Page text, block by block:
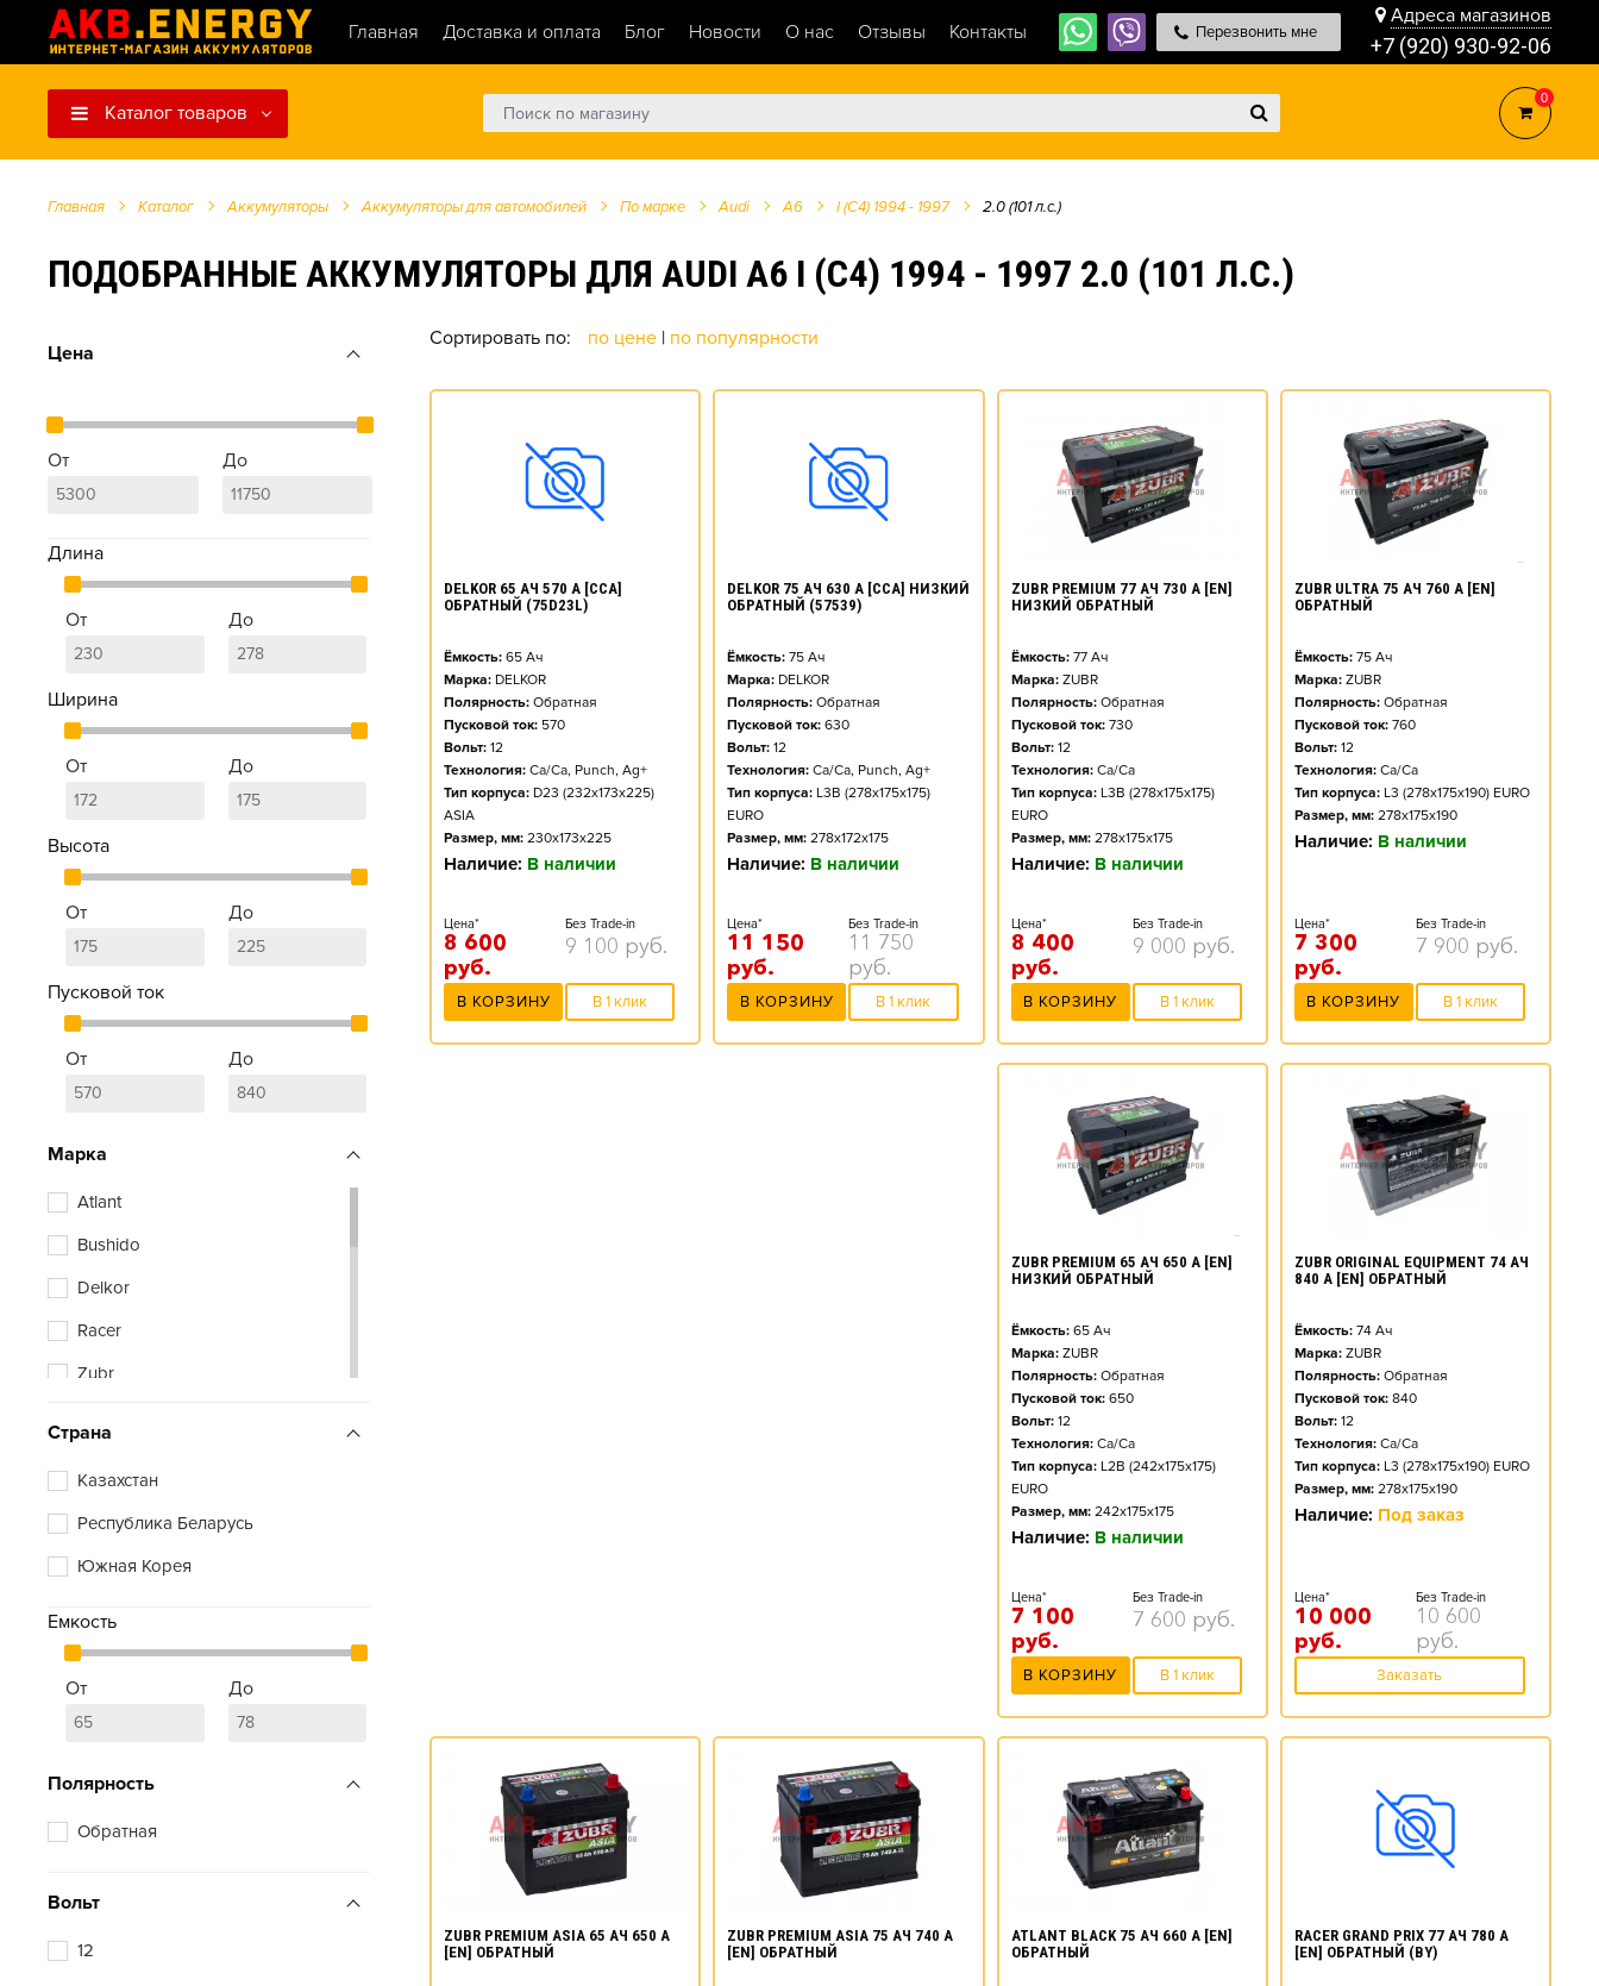
Главная Доставка и оплата Блог Новости О нас Отзывы Контакты Перезвонить мне
Адреса магазинов
+7 (920) 930-92-06
Каталог товаров
0
Главная Каталог Аккумуляторы Аккумуляторы для автомобилей По марке Audi A6 I (C4) 1994 - 1997 2.0 (101 л.с.)
ПОДОБРАННЫЕ АККУМУЛЯТОРЫ ДЛЯ AUDI A6 I (C4) 1994 - 1997 2.0 (101 Л.С.)
Цена
От До
Длина
От До
Ширина
От До
Высота
От До
Пусковой ток
От До
Марка
Atlant
Bushido
Delkor
Racer
Zubr
Страна
Казахстан
Республика Беларусь
Южная Корея
Емкость
От До
Полярность
Обратная
Вольт
12
Сортировать по: по цене | по популярности
DELKOR 65 АЧ 570 А [CCA]
ОБРАТНЫЙ (75D23L)
Ёмкость: 65 Ач
Марка: DELKOR
Полярность: Обратная
Пусковой ток: 570
Вольт: 12
Технология: Ca/Ca, Punch, Ag+
Тип корпуса: D23 (232x173x225)
ASIA
Размер, мм: 230x173x225
Наличие: В наличии
Цена*
8 600
руб.
Без Trade-in
9 100 руб.
В КОРЗИНУ В 1 клик
DELKOR 75 АЧ 630 А [CCA] НИЗКИЙ
ОБРАТНЫЙ (57539)
Ёмкость: 75 Ач
Марка: DELKOR
Полярность: Обратная
Пусковой ток: 630
Вольт: 12
Технология: Ca/Ca, Punch, Ag+
Тип корпуса: L3B (278x175x175)
EURO
Размер, мм: 278x172x175
Наличие: В наличии
Цена*
11 150
руб.
Без Trade-in
11 750
руб.
В КОРЗИНУ В 1 клик
ZUBR PREMIUM 77 АЧ 730 А [EN]
НИЗКИЙ ОБРАТНЫЙ
Ёмкость: 77Ач
Марка: ZUBR
Полярность: Обратная
Пусковой ток: 730
Вольт: 12
Технология: Ca/Ca
Тип корпуса: L3B (278x175x175)
EURO
Размер, мм: 278x175x175
Наличие: В наличии
Цена*
8 400
руб.
Без Trade-in
9 000 руб.
В КОРЗИНУ В 1 клик
ZUBR ULTRA 75 АЧ 760 А [EN]
ОБРАТНЫЙ
Ёмкость: 75Ач
Марка: ZUBR
Полярность: Обратная
Пусковой ток: 760
Вольт: 12
Технология: Ca/Ca
Тип корпуса: L3 (278x175x190) EURO
Размер, мм: 278x175x190
Наличие: В наличии
Цена*
7 300
руб.
Без Trade-in
7 900 руб.
В КОРЗИНУ В 1 клик
ZUBR PREMIUM 65 АЧ 650 А [EN]
НИЗКИЙ ОБРАТНЫЙ
Ёмкость: 65Ач
Марка: ZUBR
Полярность: Обратная
Пусковой ток: 650
Вольт: 12
Технология: Ca/Ca
Тип корпуса: L2B (242x175x175)
EURO
Размер, мм: 242x175x175
Наличие: В наличии
Цена*
7 100
руб.
Без Trade-in
7 600 руб.
В КОРЗИНУ В 1 клик
ZUBR ORIGINAL EQUIPMENT 74 АЧ
840 А [EN] ОБРАТНЫЙ
Ёмкость: 74Ач
Марка: ZUBR
Полярность: Обратная
Пусковой ток: 840
Вольт: 12
Технология: Ca/Ca
Тип корпуса: L3 (278x175x190) EURO
Размер, мм: 278x175x190
Наличие: Под заказ
Цена*
10 000
руб.
Без Trade-in
10 600
руб.
Заказать
ZUBR PREMIUM ASIA 65 АЧ 650 А
[EN] ОБРАТНЫЙ
ZUBR PREMIUM ASIA 75 АЧ 740 А
[EN] ОБРАТНЫЙ
ATLANT BLACK 75 АЧ 660 А [EN]
ОБРАТНЫЙ
RACER GRAND PRIX 77 АЧ 780 А
[EN] ОБРАТНЫЙ (BY)